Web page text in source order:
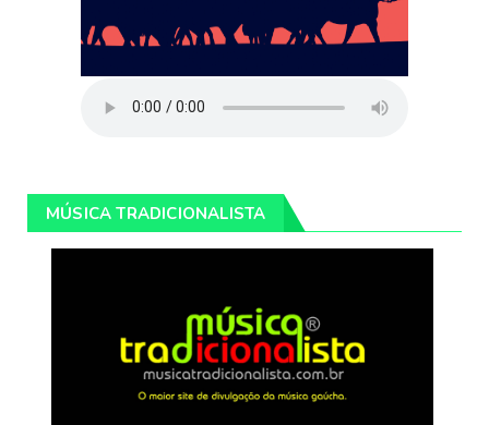
MÚSICA TRADICIONALISTA